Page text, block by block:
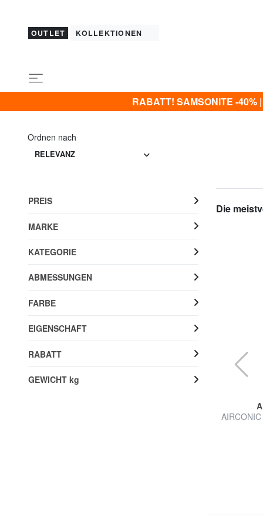
OUTLET KOLLEKTIONEN
RABATT! SAMSONITE -40%
Ordnen nach
RELEVANZ
Die
PREIS
MARKE
KATEGORIE
ABMESSUNGEN
FARBE
EIGENSCHAFT
RABATT
GEWICHT kg